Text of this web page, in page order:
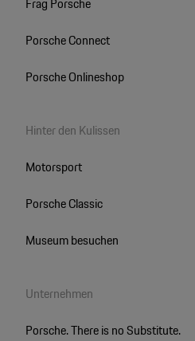
Porsche Connect
Porsche Onlineshop
Hinter den Kulissen
Motorsport
Porsche Classic
Museum besuchen
Unternehmen
Porsche. There is no Substitute.